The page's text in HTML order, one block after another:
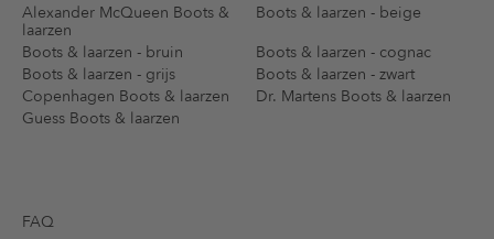
Alexander McQueen Boots &
laarzen
Boots & laarzen - beige
Boots & laarzen - bruin
Boots & laarzen - cognac
Boots & laarzen - grijs
Boots & laarzen - zwart
Copenhagen Boots & laarzen
Dr. Martens Boots & laarzen
Guess Boots & laarzen
FAQ